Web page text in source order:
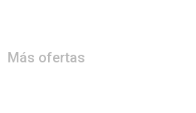
Más ofertas